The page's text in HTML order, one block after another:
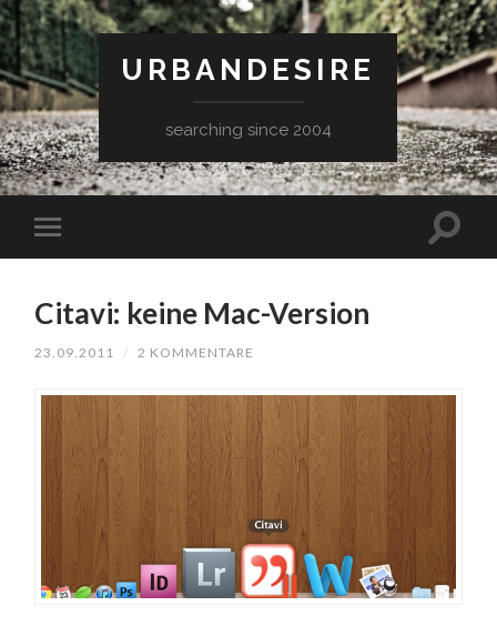
URBANDESIRE
searching since 2004
Citavi: keine Mac-Version
23.09.2011 / 2 KOMMENTARE